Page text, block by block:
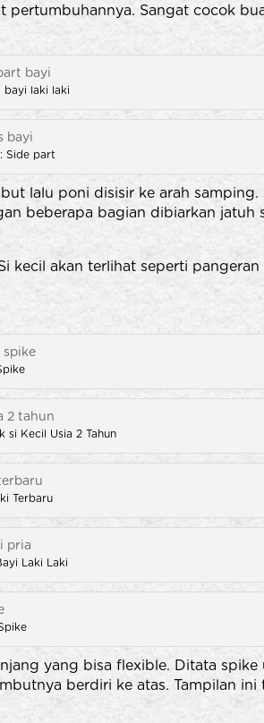
Sangat cocok
bayi laki laki
Side part
lalu poni disisir ke arah
beberapa bagian dibiarkan jatuh
kecil akan terlihat seperti
si Kecil Usia 2 Tahun
Terbaru
Laki Laki
yang bisa flexible. Ditata
berdiri ke atas. Tampilan